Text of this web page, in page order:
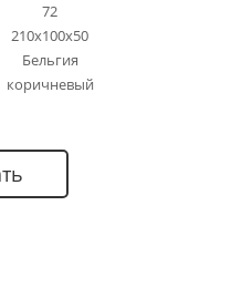
72
210x100x50
Бельгия
коричневый